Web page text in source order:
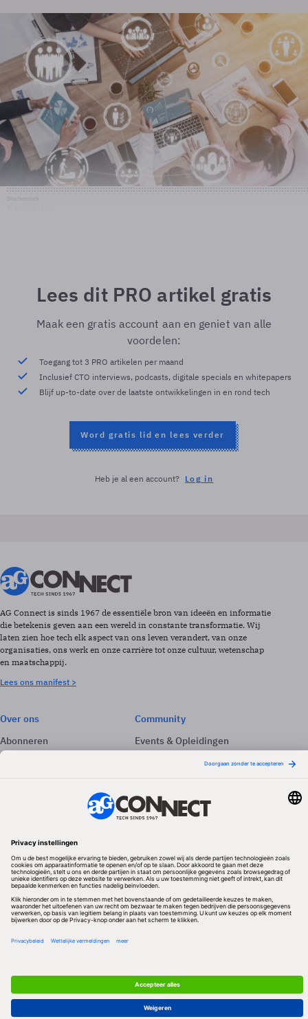
Lees dit PRO artikel gratis
Maak een gratis account aan en geniet van alle
voordelen:
Toegang tot 3 PRO artikelen per maand
Inclusief CTO interviews, podcasts, digitale specials en whitepapers
Blijf up-to-date over de laatste ontwikkelingen in en rond tech
Word gratis lid en lees verder
Heb je al een account? Log in
AG Connect is sinds 1967 de essentiële bron van ideeën en informatie
die betekenis geven aan een wereld in constante transformatie. Wij
laten zien hoe tech elk aspect van ons leven verandert, van onze
organisaties, ons werk en onze carrière tot onze cultuur, wetenschap
en maatschappij.
Lees ons manifest >
Over ons
Abonneren
Adverteren
Community
Events & Opleidingen
Volg ons
Redactionele partner
Algemene Voorwaarden & Copyrights